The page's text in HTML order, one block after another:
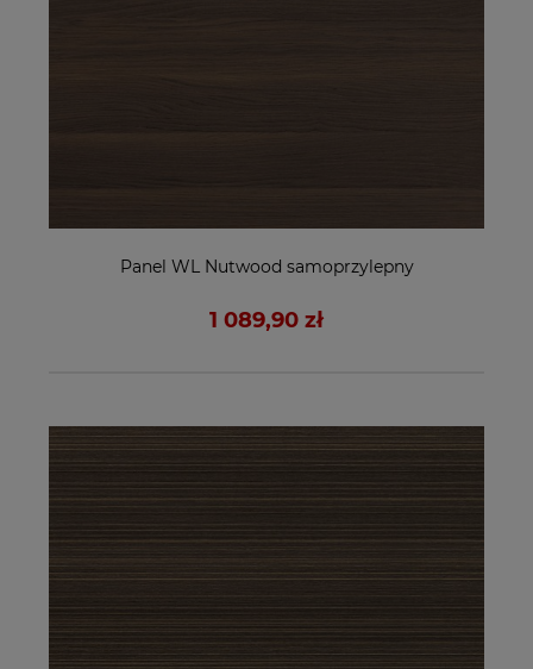
Panel WL Nutwood samoprzylepny
1 089,90 zł